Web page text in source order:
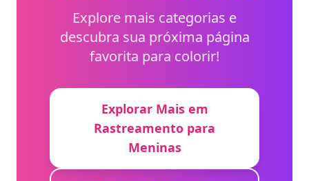
Explore mais categorias e
descubra sua próxima página
favorita para colorir!
Explorar Mais em
Rastreamento para
Meninas